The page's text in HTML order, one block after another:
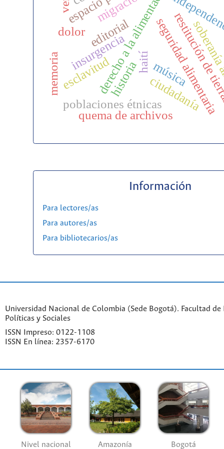
editorial
derecho a la alimentaciónseguridad alimentaria
haití
ciudadanía
esclavitud
poblaciones étnicas restitución
música
insurgencia
quema de archivos
historia
memoria
dolor
Información
Para lectores/as
Para autores/as
Para bibliotecarios/as
Universidad Nacional de Colombia (Sede Bogotá). Facultad de
Políticas y Sociales
ISSN Impreso: 0122-1108
ISSN En línea: 2357-6170
Nivel nacional Amazonía Bogotá